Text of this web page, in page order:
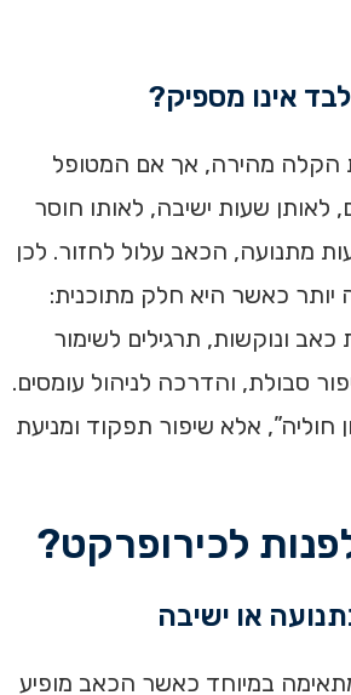
אינו מספיק?
הקלה מהירה, אך אם המטופל
לאותן שעות ישיבה, לאותו חוסר
מתנועה, הכאב עלול לחזור. לכן
יותר כאשר היא חלק מתוכנית:
כאב ונוקשות, תרגילים לשימור
סבולת, והדרכה לניהול עומסים.
חוליה”, אלא שיפור תפקוד ומניעת
לכירופרקט?
או ישיבה
במיוחד כאשר הכאב מופיע